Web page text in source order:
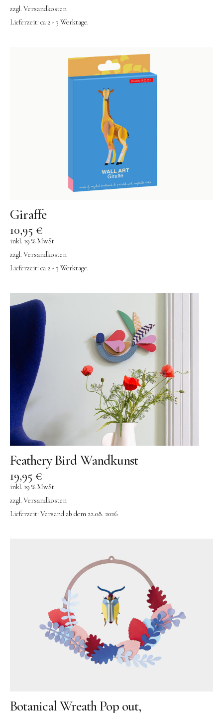
zzgl. Versandkosten
Lieferzeit: ca 2 - 3 Werktage.
Giraffe
10,95 €
inkl. 19 % MwSt.
zzgl. Versandkosten
Lieferzeit: ca 2 - 3 Werktage.
Feathery Bird Wandkunst
19,95 €
inkl. 19 % MwSt.
zzgl. Versandkosten
Lieferzeit: Versand ab dem 22.08. 2026
Botanical Wreath Pop out,